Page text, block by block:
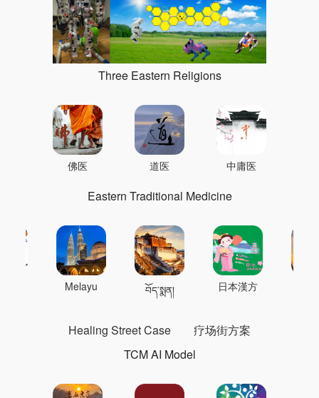
Three Eastern Religions
佛医 道医 中庸医
Eastern Traditional Medicine
Melayu བོད་སྨན། 日本漢方
Healing Street Case
疗场街方案
TCM AI Model